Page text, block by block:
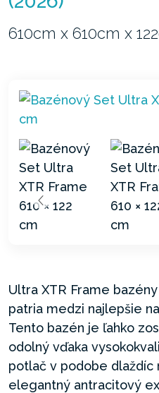
610cm x 610cm x
Ultra XTR Frame
patria medzi najlepšie
Tento bazén je ľahko
odolný vďaka
potlač v podobe dlaždíc
elegantný antracitový